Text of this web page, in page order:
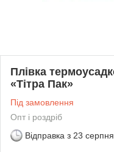
Плівка
«Тітра Пак»
Під замовлення
Опт і роздріб
Відправка з 23